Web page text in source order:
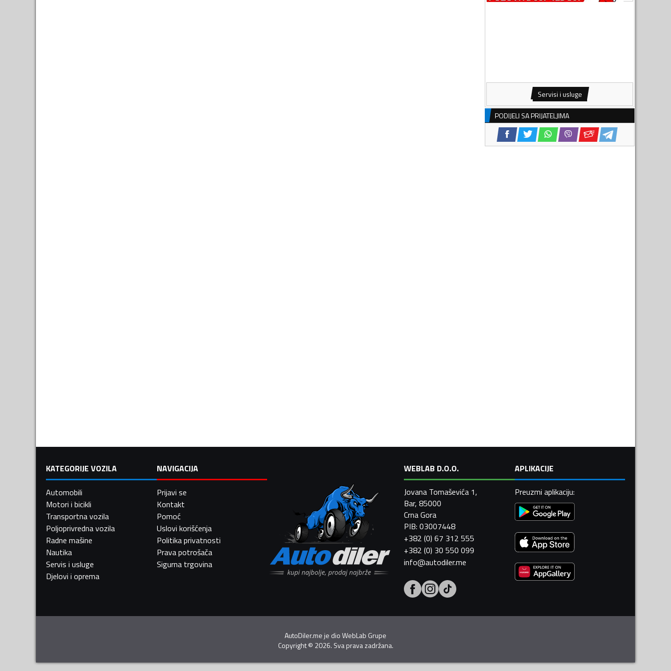
Servisi i usluge
PODIJELI SA PRIJATELJIMA
KATEGORIJE VOZILA
Automobili
Motori i bicikli
Transportna vozila
Poljoprivredna vozila
Radne mašine
Nautika
Servis i usluge
Djelovi i oprema
NAVIGACIJA
Prijavi se
Kontakt
Pomoć
Uslovi korišćenja
Politika privatnosti
Prava potrošača
Sigurna trgovina
WEBLAB D.O.O.
Jovana Tomaševića 1,
Bar, 85000
Crna Gora
PIB: 03007448
+382 (0) 67 312 555
+382 (0) 30 550 099
info@autodiler.me
APLIKACIJE
Preuzmi aplikaciju:
AutoDiler.me je dioWebLab Grupe
Copyright© 2026. Sva prava zadržana.